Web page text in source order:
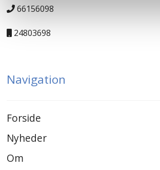
66156098
24803698
Navigation
Forside
Nyheder
Om